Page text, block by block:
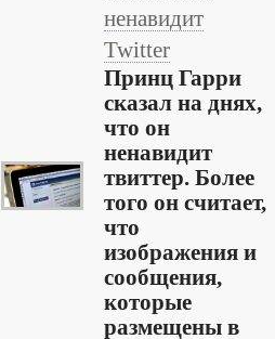
ненавидит
Twitter
Принц Гарри
сказал на днях,
что он
ненавидит
твиттер. Более
того он считает,
что
изображения и
сообщения,
которые
размещены в